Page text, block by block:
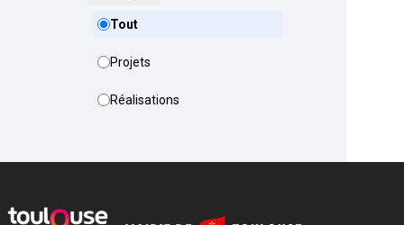
Tout
Projets
Réalisations